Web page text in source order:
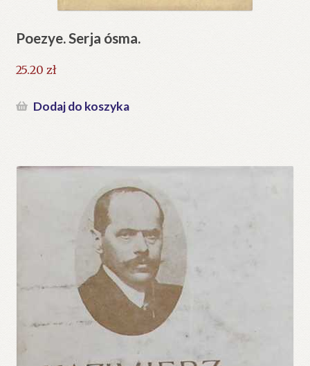
Poezye. Serja ósma.
25.20 zł
Dodaj do koszyka